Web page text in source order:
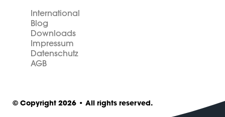
International
Blog
Downloads
Impressum
Datenschutz
AGB
© Copyright 2026 • All rights reserved.